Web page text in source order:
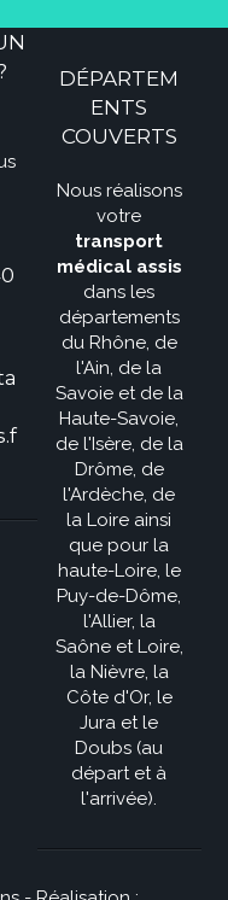
DÉPARTEM
ENTS
COUVERTS
Nous réalisons
votre
transport
médical assis
dans les
départements
du Rhône, de
l'Ain, de la
Savoie et de la
Haute-Savoie,
de l'Isère, de la
Drôme, de
l'Ardèche, de
la Loire ainsi
que pour la
haute-Loire, le
Puy-de-Dôme,
l'Allier, la
Saône et Loire,
la Nièvre, la
Côte d'Or, le
Jura et le
Doubs (au
départ et à
l'arrivée).